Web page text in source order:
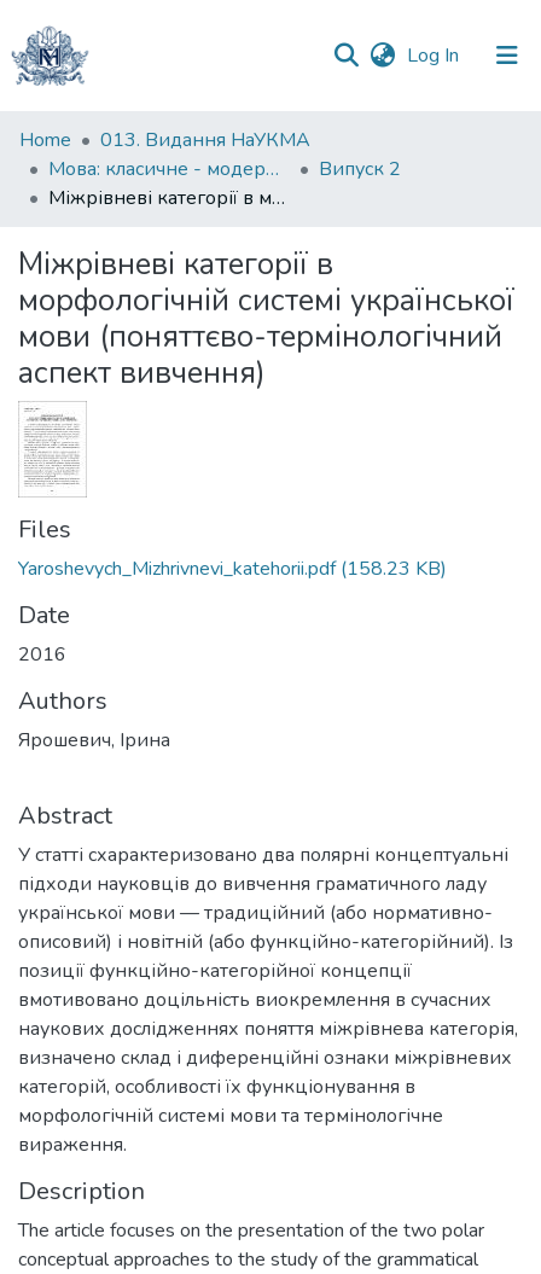
Log In (current)
Communities
&
Collections
Statistics
Home
013. Видання НаУКМА
Мова: класичне - модерне - постмодерне
Випуск 2
Міжрівневі категорії в морфологічній системі української мови (поняттєво-термінологічний аспект вивчення)
Міжрівневі категорії в
морфологічній системі української
мови (поняттєво-термінологічний
аспект вивчення)
Files
Yaroshevych_Mizhrivnevi_katehorii.pdf(158.23 KB)
Date
2016
Authors
Ярошевич, Ірина
Abstract
У статті схарактеризовано два полярні концептуальні
підходи науковців до вивчення граматичного ладу
української мови — традиційний (або нормативно-
описовий) і новітній (або функційно-категорійний). Із
позиції функційно-категорійної концепції
вмотивовано доцільність виокремлення в сучасних
наукових дослідженнях поняття міжрівнева категорія,
визначено склад і диференційні ознаки міжрівневих
категорій, особливості їх функціонування в
морфологічній системі мови та термінологічне
вираження.
Description
The article focuses on the presentation of the two polar
conceptual approaches to the study of the grammatical